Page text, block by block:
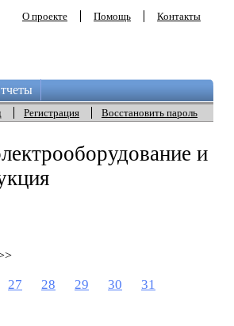
О проекте Помощь Контакты
Регистрация Восстановить пароль
и
27 28 29 30 31